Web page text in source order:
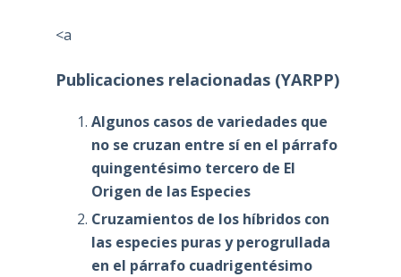
<a
Publicaciones relacionadas (YARPP)
Algunos casos de variedades que
no se cruzan entre sí en el párrafo
quingentésimo tercero de El
Origen de las Especies
Cruzamientos de los híbridos con
las especies puras y perogrullada
en el párrafo cuadrigentésimo